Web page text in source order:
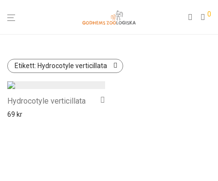
0
Etikett: Hydrocotyle verticillata
Hydrocotyle verticillata
69 kr